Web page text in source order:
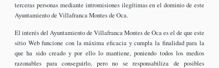
terceras personas mediante intromisiones ilegítimas en el dominio de este
Ayuntamiento de Villafranca Montes de Oca.
El interés del Ayuntamiento de Villafranca Montes de Oca es el de que este
sitio Web funcione con la máxima eficacia y cumpla la finalidad para la
que ha sido creado y por ello lo mantiene, poniendo todos los medios
razonables para conseguirlo, pero no se responsabiliza de posibles